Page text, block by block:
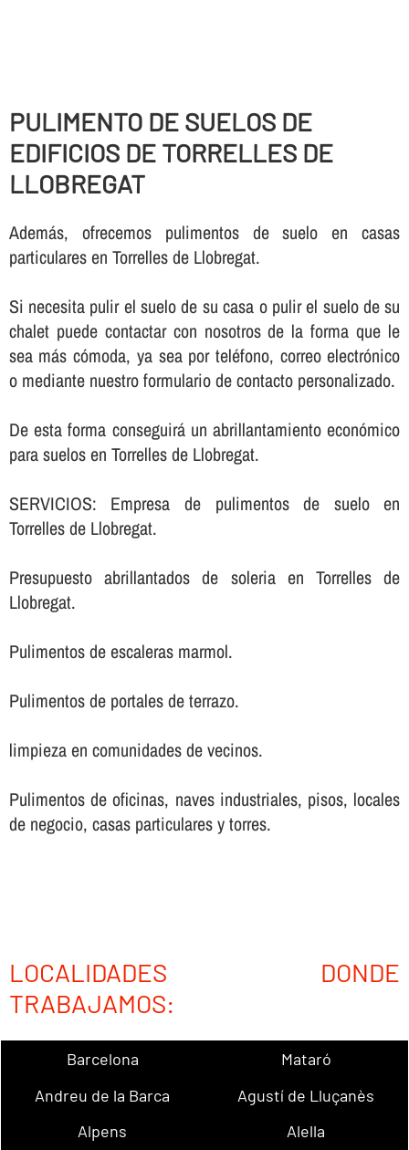
PULIMENTO DE SUELOS DE
EDIFICIOS DE TORRELLES DE
LLOBREGAT
Además, ofrecemos pulimentos de suelo en casas
particulares en Torrelles de Llobregat.
Si necesita pulir el suelo de su casa o pulir el suelo de su
chalet puede contactar con nosotros de la forma que le
sea más cómoda, ya sea por teléfono, correo electrónico
o mediante nuestro formulario de contacto personalizado.
De esta forma conseguirá un abrillantamiento económico
para suelos en Torrelles de Llobregat.
SERVICIOS: Empresa de pulimentos de suelo en
Torrelles de Llobregat.
Presupuesto abrillantados de soleria en Torrelles de
Llobregat.
Pulimentos de escaleras marmol.
Pulimentos de portales de terrazo.
limpieza en comunidades de vecinos.
Pulimentos de oficinas, naves industriales, pisos, locales
de negocio, casas particulares y torres.
LOCALIDADES DONDE
TRABAJAMOS:
Barcelona
Mataró
Andreu de la Barca
Agustí de Lluçanès
Alpens
Alella